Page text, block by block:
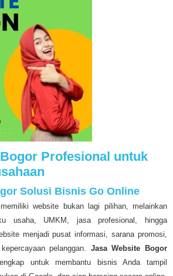
Profesional untuk
Solusi Bisnis Go Online
website bukan lagi pilihan, melainkan
usaha, UMKM, jasa profesional, hingga
menjadi pusat informasi, sarana promosi,
pelanggan. Jasa Website Bogor
untuk membantu bisnis Anda tampil